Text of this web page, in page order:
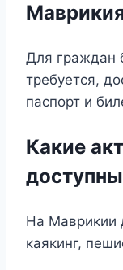
Для граждан
требуется,
паспорт и
Какие
На Маврикии
каякинг,